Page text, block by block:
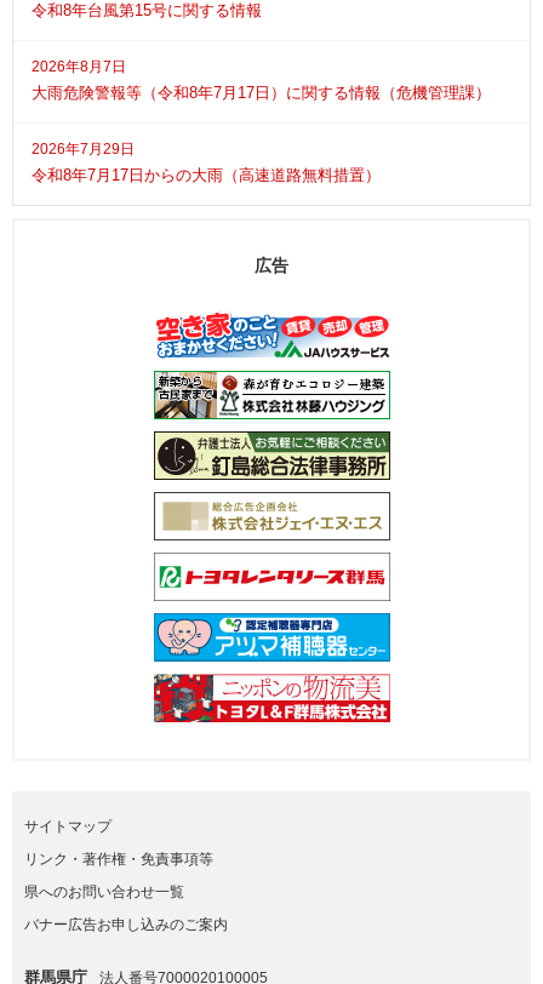
令和8年台風第15号に関する情報
2026年8月7日
大雨危険警報等（令和8年7月17日）に関する情報（危機管理課）
2026年7月29日
令和8年7月17日からの大雨（高速道路無料措置）
広告
サイトマップ
リンク・著作権・免責事項等
県へのお問い合わせ一覧
バナー広告お申し込みのご案内
群馬県庁 法人番号7000020100005